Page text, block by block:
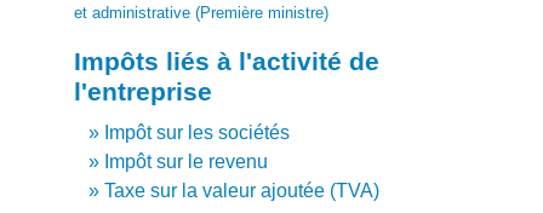
et administrative (Première ministre)
Impôts liés à l'activité de
l'entreprise
Impôt sur les sociétés
Impôt sur le revenu
Taxe sur la valeur ajoutée (TVA)